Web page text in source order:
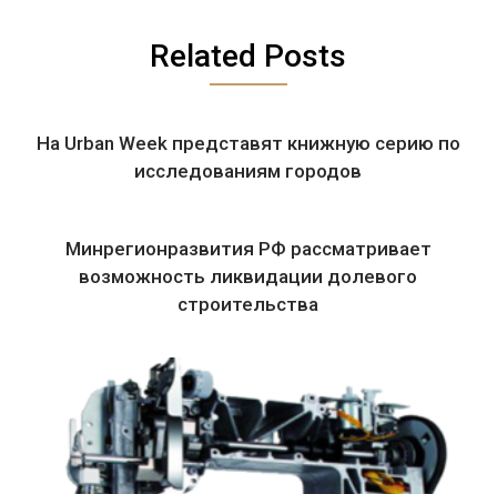
Related Posts
На Urban Week представят книжную серию по
исследованиям городов
Минрегионразвития РФ рассматривает
возможность ликвидации долевого
строительства